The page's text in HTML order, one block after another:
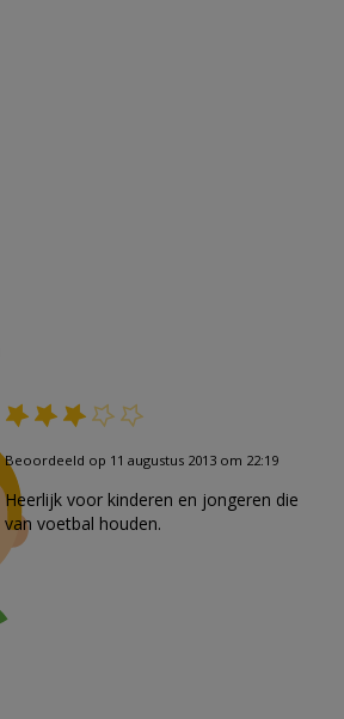
Beoordeeld op 11 augustus 2013 om 22:19
Heerlijk voor kinderen en jongeren die
van voetbal houden.